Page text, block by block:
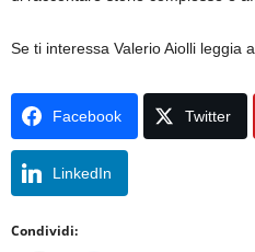
Se ti interessa Valerio Aiolli leggia
Facebook Twitter
LinkedIn
Condividi: